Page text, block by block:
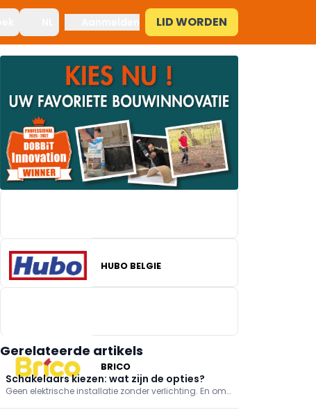
LID WORDEN
HUBO BELGIE
BRICO
Gerelateerde artikels
Schakelaars kiezen: wat zijn de opties?
Geen elektrische installatie zonder verlichting. En om